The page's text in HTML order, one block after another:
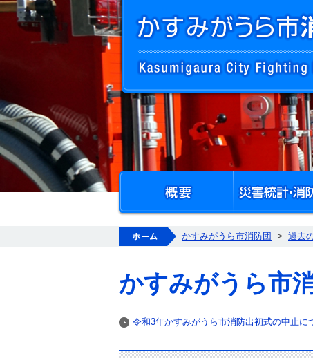
ホーム
かすみがうら市消防団 > 過去
かすみがうら市
令和3年かすみがうら市消防出初式の中止に